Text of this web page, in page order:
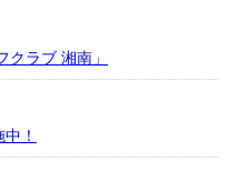
ラブ 湘南」
！